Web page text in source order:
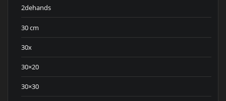
2dehands
30 cm
30x
30×20
30×30